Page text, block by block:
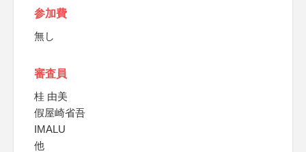
参加費
無し
審査員
桂 由美
假屋崎省吾
IMALU
他